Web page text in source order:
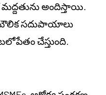
అందిస్తాయి.
సదుపాయాలు
చేస్తుంది.